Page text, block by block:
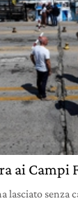
ai Campi
lasciato senza